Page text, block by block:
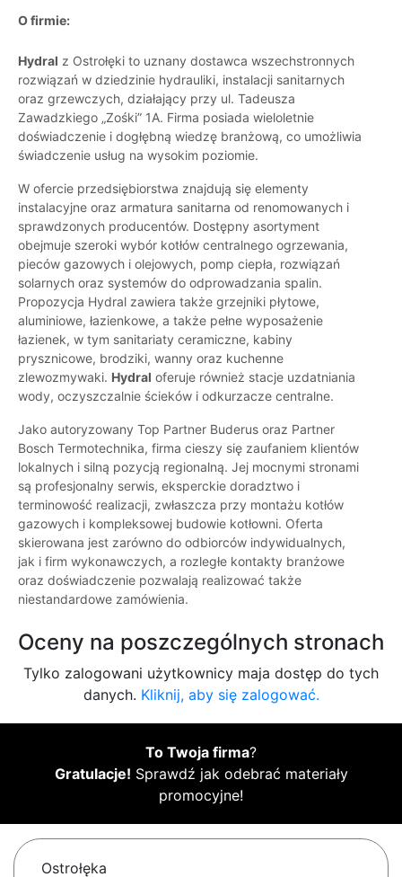
O firmie:
Hydral z Ostrołęki to uznany dostawca wszechstronnych
rozwiązań w dziedzinie hydrauliki, instalacji sanitarnych
oraz grzewczych, działający przy ul. Tadeusza
Zawadzkiego „Zośki” 1A. Firma posiada wieloletnie
doświadczenie i dogłębną wiedzę branżową, co umożliwia
świadczenie usług na wysokim poziomie.
W ofercie przedsiębiorstwa znajdują się elementy
instalacyjne oraz armatura sanitarna od renomowanych i
sprawdzonych producentów. Dostępny asortyment
obejmuje szeroki wybór kotłów centralnego ogrzewania,
pieców gazowych i olejowych, pomp ciepła, rozwiązań
solarnych oraz systemów do odprowadzania spalin.
Propozycja Hydral zawiera także grzejniki płytowe,
aluminiowe, łazienkowe, a także pełne wyposażenie
łazienek, w tym sanitariaty ceramiczne, kabiny
prysznicowe, brodziki, wanny oraz kuchenne
zlewozmywaki. Hydral oferuje również stacje uzdatniania
wody, oczyszczalnie ścieków i odkurzacze centralne.
Jako autoryzowany Top Partner Buderus oraz Partner
Bosch Termotechnika, firma cieszy się zaufaniem klientów
lokalnych i silną pozycją regionalną. Jej mocnymi stronami
są profesjonalny serwis, eksperckie doradztwo i
terminowość realizacji, zwłaszcza przy montażu kotłów
gazowych i kompleksowej budowie kotłowni. Oferta
skierowana jest zarówno do odbiorców indywidualnych,
jak i firm wykonawczych, a rozległe kontakty branżowe
oraz doświadczenie pozwalają realizować także
niestandardowe zamówienia.
Oceny na poszczególnych stronach
Tylko zalogowani użytkownicy maja dostęp do tych
danych. Kliknij, aby się zalogować.
To Twoja firma?
Gratulacje! Sprawdź jak odebrać materiały
promocyjne!
Ostrołęka